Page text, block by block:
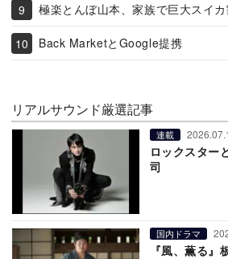
極楽とんぼ山本、家族で巨大スイカ
Back MarketとGoogle提携
リアルサウンド厳選記事
連載
ロックスター
司
国内ドラマ
『風、薫る